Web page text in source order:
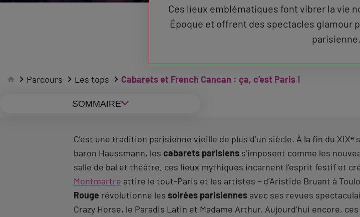
Ces lieux emblématiques font vibrer la vie
Époque et offrent des spectacles glamour
parisienne.
Parcours Les tops Cabarets et French Cancan : ça, c’est Paris !
SOMMAIRE
C’est une tradition parisienne vieille de plus d’un siècle. À la fin du
baron Haussmann, les cabarets parisiens s’imposent comme les
salle de bal et théâtre, ces lieux mythiques incarnent l’esprit festif et
Montmartre attire le tout‑Paris et les artistes – d’Aristide Bruant à
Rouge révolutionne les soirées parisiennes avec ses revues
Crazy Horse, le Paradis Latin et Madame Arthur. Aujourd’hui encore, ces